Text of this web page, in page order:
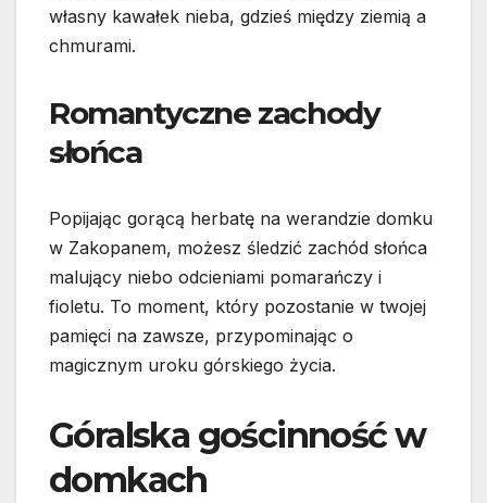
własny kawałek nieba, gdzieś między ziemią a
chmurami.
Romantyczne zachody
słońca
Popijając gorącą herbatę na werandzie domku
w Zakopanem, możesz śledzić zachód słońca
malujący niebo odcieniami pomarańczy i
fioletu. To moment, który pozostanie w twojej
pamięci na zawsze, przypominając o
magicznym uroku górskiego życia.
Góralska gościnność w
domkach